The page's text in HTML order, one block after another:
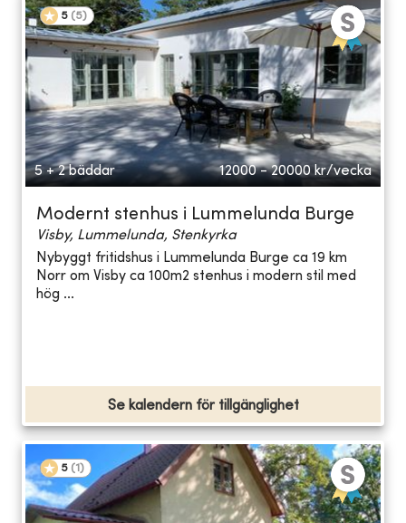
5 (5)
5 + 2 bäddar 12000 - 20000 kr/vecka
Modernt stenhus i Lummelunda Burge
Visby, Lummelunda, Stenkyrka
Nybyggt fritidshus i Lummelunda Burge ca 19 km
Norr om Visby ca 100m2 stenhus i modern stil med
hög ...
Se kalendern för tillgänglighet
5 (1 )